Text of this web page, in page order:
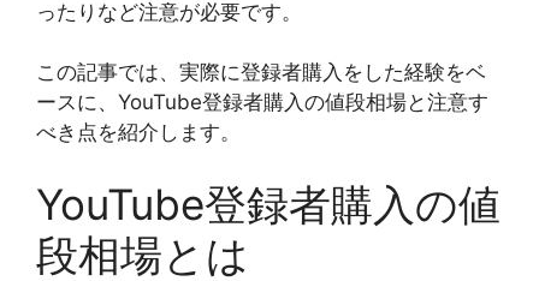
ったりなど注意が必要です。
この記事では、実際に登録者購入をした経験をベ
ースに、YouTube登録者購入の値段相場と注意す
べき点を紹介します。
YouTube登録者購入の値
段相場とは